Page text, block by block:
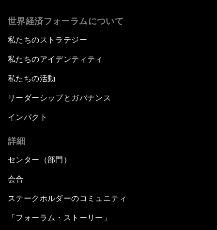
世界経済フォーラムについて
私たちのストラテジー
私たちのアイデンティティ
私たちの活動
リーダーシップとガバナンス
インパクト
詳細
センター（部門）
会合
ステークホルダーのコミュニティ
「フォーラム・ストーリー」